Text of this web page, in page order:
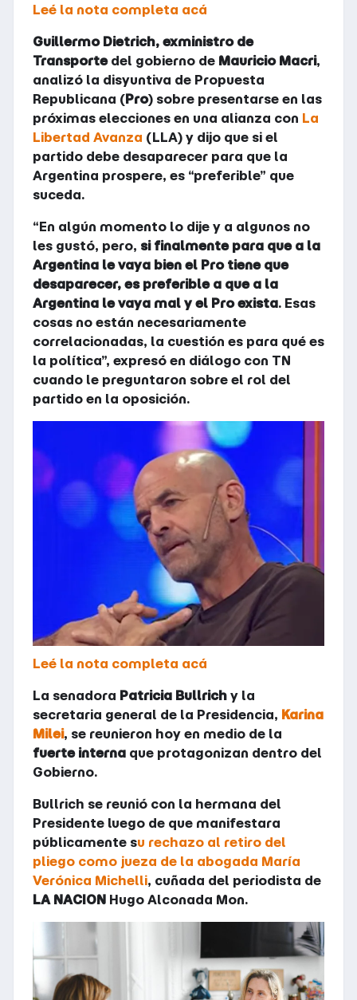
Leé la nota completa acá
Guillermo Dietrich, exministro de
Transportedel gobierno de Mauricio Macri,
analizó la disyuntiva de Propuesta
Republicana (Pro) sobre presentarse en las
próximas elecciones en una alianza con La
Libertad Avanza (LLA) y dijo que si el
partido debe desaparecer para que la
Argentina prospere, es “preferible” que
suceda.
“En algún momento lo dije y a algunos no
les gustó, pero, si finalmente para que a la
Argentina le vaya bien el Pro tiene que
desaparecer, es preferible a que a la
Argentina le vaya mal y el Pro exista. Esas
cosas no están necesariamente
correlacionadas, la cuestión es para qué es
la política”, expresó en diálogo con TN
cuando le preguntaron sobre el rol del
partido en la oposición.
Leé la nota completa acá
La senadora Patricia Bullrich y la
secretaria general de la Presidencia, Karina
Milei, se reunieron hoy en medio de la
fuerte interna que protagonizan dentro del
Gobierno.
Bullrich se reunió con la hermana del
Presidente luego de que manifestara
públicamente su rechazo al retiro del
pliego como jueza de la abogada María
Verónica Michelli, cuñada del periodista de
LA NACION Hugo Alconada Mon.